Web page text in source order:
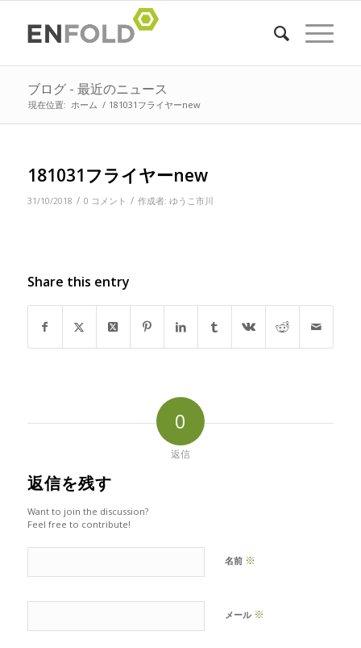
ブログ - 最近のニュース
現在位置: ホーム / 181031フライヤーnew
181031フライヤーnew
31/10/2018 / 0 コメント / 作成者: ゆうこ市川
Share this entry
0
返信
返信を残す
Want to join the discussion?
Feel free to contribute!
名前 ※
メール ※